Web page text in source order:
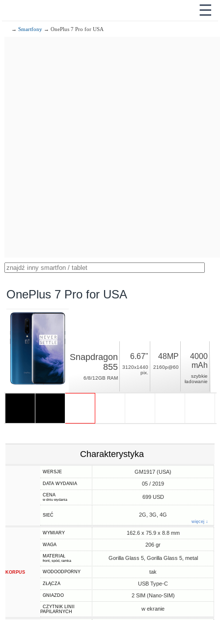
☰
→Smartfony → OnePlus 7 Pro for USA
OnePlus 7 Pro for USA
Snapdragon
855
6/8/12GB RAM
6.67"
3120x1440
pix.
48MP
2160p@60
4000
mAh
szybkie
ładowanie
Charakterystyka
WERSJE GM1917 (USA)
DATA WYDANIA 05 / 2019
CENA
w dniu wydania 699 USD
SIEĆ 2G, 3G, 4G
więcej ↓
KORPUS
WYMIARY 162.6 x 75.9 x 8.8 mm
WAGA 206 gr
MATERIAŁ
front, spód, ramka Gorilla Glass 5, Gorilla Glass 5, metal
WODOODPORNY tak
ZŁĄCZA USB Type-C
GNIAZDO 2 SIM (Nano-SIM)
CZYTNIK LINII
PAPILARNYCH
w ekranie